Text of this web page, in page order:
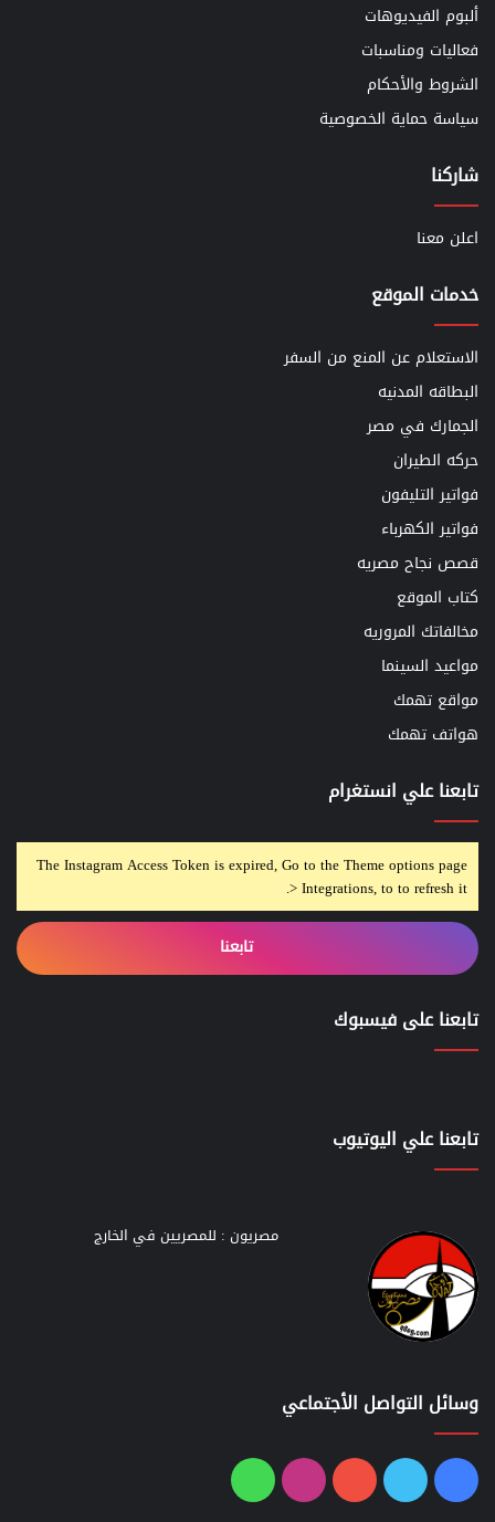
ألبوم الفيديوهات
فعاليات ومناسبات
الشروط والأحكام
سياسة حماية الخصوصية
شاركنا
اعلن معنا
خدمات الموقع
الاستعلام عن المنع من السفر
البطاقه المدنيه
الجمارك في مصر
حركه الطيران
فواتير التليفون
فواتير الكهرباء
قصص نجاح مصريه
كتاب الموقع
مخالفاتك المروريه
مواعيد السينما
مواقع تهمك
هواتف تهمك
تابعنا علي انستغرام
The Instagram Access Token is expired, Go to the Theme options page
> Integrations, to to refresh it.
تابعنا
تابعنا على فيسبوك
تابعنا علي اليوتيوب
مصريون : للمصريين في الخارج
وسائل التواصل الأجتماعي
فيسبوك
تويتر يوتيوبانستقرامواتساب